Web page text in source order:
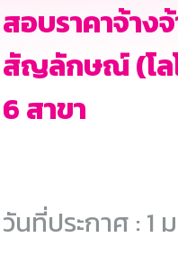
สอบราคาจ้าง
สัญลักษณ์ (โล
6 สาขา
วันที่ประกาศ : 1